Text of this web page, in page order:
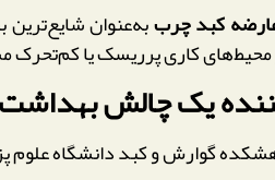
کبد چرببه‌عنوان
کاری پرریسک یا
یک چالش
گوارش و کبد دانشگاه علوم